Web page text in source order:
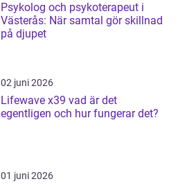
Psykolog och psykoterapeut i
Västerås: När samtal gör skillnad
på djupet
02 juni 2026
Lifewave x39 vad är det
egentligen och hur fungerar det?
01 juni 2026